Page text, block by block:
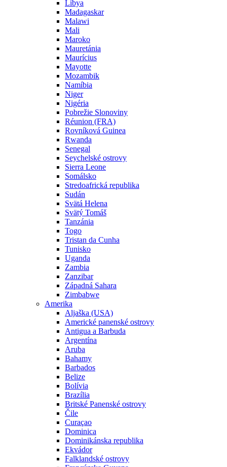
Líbya
Madagaskar
Malawi
Mali
Maroko
Mauretánia
Maurícius
Mayotte
Mozambik
Namíbia
Niger
Nigéria
Pobrežie Slonoviny
Réunion (FRA)
Rovníková Guinea
Rwanda
Senegal
Seychelské ostrovy
Sierra Leone
Somálsko
Stredoafrická republika
Sudán
Svätá Helena
Svätý Tomáš
Tanzánia
Togo
Tristan da Cunha
Tunisko
Uganda
Zambia
Zanzibar
Západná Sahara
Zimbabwe
Amerika
Aljaška (USA)
Americké panenské ostrovy
Antigua a Barbuda
Argentína
Aruba
Bahamy
Barbados
Belize
Bolívia
Brazília
Britské Panenské ostrovy
Čile
Curaçao
Dominica
Dominikánska republika
Ekvádor
Falklandské ostrovy